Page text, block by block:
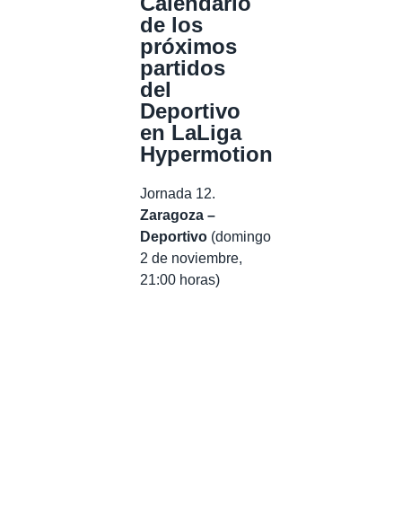
de los
próximos
partidos
del
Deportivo
en LaLiga
Hypermotion
Jornada 12.
Zaragoza –
Deportivo (domingo
2 de noviembre,
21:00 horas)